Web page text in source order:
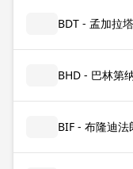
BDT - 孟加拉
BHD - 巴林第
BIF - 布隆迪法